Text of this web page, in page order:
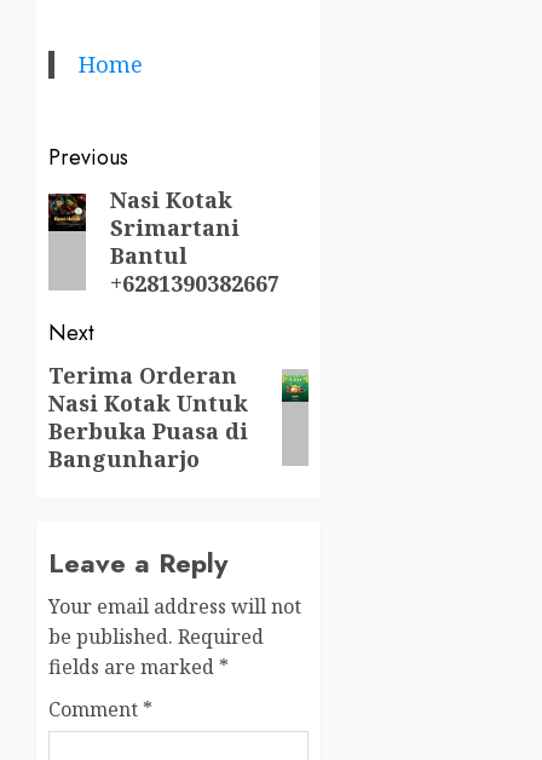
Home
Post
navigation
Previous
Previous
post:
Nasi Kotak
Srimartani
Bantul
+6281390382667
Next
Next
post:
Terima Orderan
Nasi Kotak Untuk
Berbuka Puasa di
Bangunharjo
Leave a Reply
Your email address will not
be published. Required
fields are marked *
Comment *